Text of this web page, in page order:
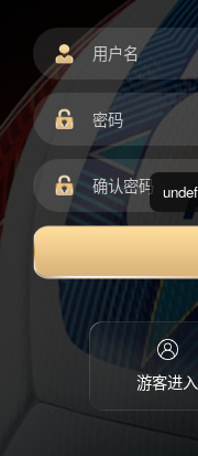
游客进入